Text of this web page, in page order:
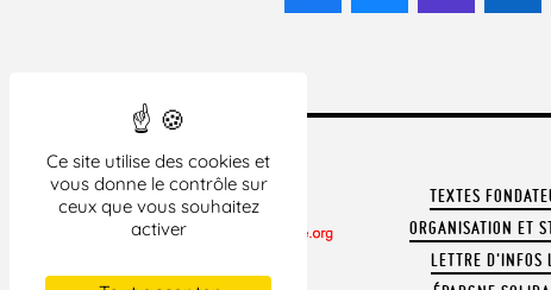
Ce site utilise des cookies et
vous donne le contrôle sur
ceux que vous souhaitez
activer
TEXTES
ORGANISATION ET
LETTRE D'INFOS